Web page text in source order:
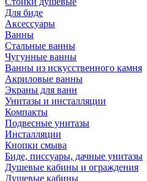
Для биде
Аксессуары
Ванны
Стальные ванны
Чугунные ванны
Ванны из искусственного камня
Акриловые ванны
Экраны для ванн
Унитазы и инсталляции
Компакты
Подвесные унитазы
Инсталляции
Кнопки смыва
Биде, писсуары, дачные унитазы
Душевые кабины и ограждения
Душевые кабины